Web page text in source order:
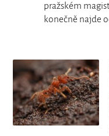
pražském
konečně najde